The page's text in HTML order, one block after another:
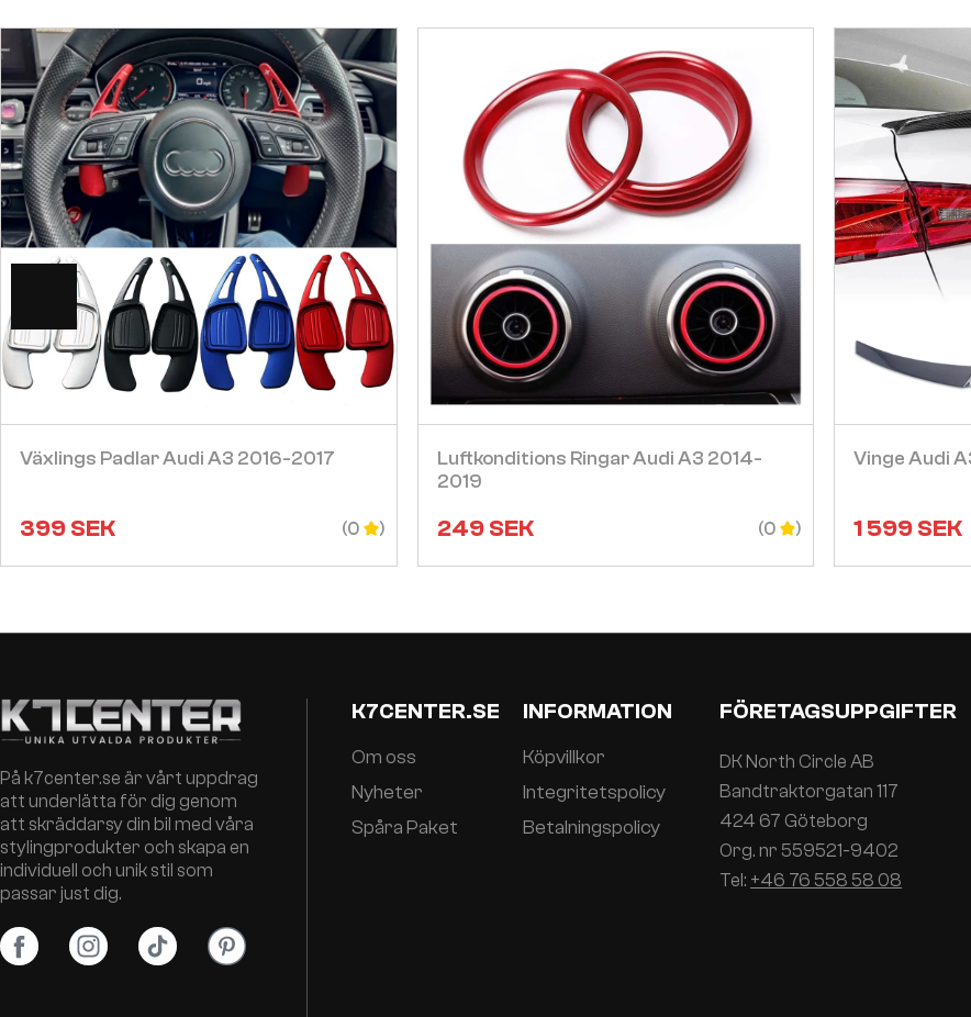
Växlings Padlar Audi A3 2016-2017
399SEK (0
Visa
Luftkonditions Ringar Audi A3 2014-
2019
249SEK (0
Visa
Vinge Audi
1 599SEK
På k7center.se är vårt uppdrag
att underlätta för dig genom
att skräddarsy din bil med våra
stylingprodukter och skapa en
individuell och unik stil som
passar just dig.
K7CENTER.SE
Om oss
Nyheter
Spåra Paket
INFORMATION
Köpvillkor
Integritetspolicy
Betalningspolicy
FÖRETAGSUPPGIFTER
DK North Circle AB
Bandtraktorgatan 117
424 67 Göteborg
Org. nr 559521-9402
Tel: +46 76 558 58 08